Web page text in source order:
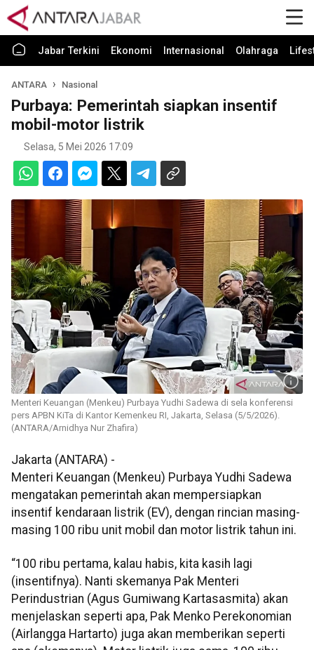
Jabar Terkini Ekonomi Internasional Olahraga
ANTARA Nasional
Purbaya: Pemerintah siapkan insentif
mobil-motor listrik
Selasa, 5 Mei 2026 17:09
Menteri Keuangan (Menkeu) Purbaya Yudhi Sadewa di sela konferensi
pers APBN KiTa di Kantor Kemenkeu RI, Jakarta, Selasa (5/5/2026).
(ANTARA/Arnidhya Nur Zhafira)
Jakarta (ANTARA) -
Menteri Keuangan (Menkeu) Purbaya Yudhi Sadewa
mengatakan pemerintah akan mempersiapkan
insentif kendaraan listrik (EV), dengan rincian masing-
masing 100 ribu unit mobil dan motor listrik tahun ini.
“100 ribu pertama, kalau habis, kita kasih lagi
(insentifnya). Nanti skemanya Pak Menteri
Perindustrian (Agus Gumiwang Kartasasmita) akan
menjelaskan seperti apa, Pak Menko Perekonomian
(Airlangga Hartarto) juga akan memberikan seperti